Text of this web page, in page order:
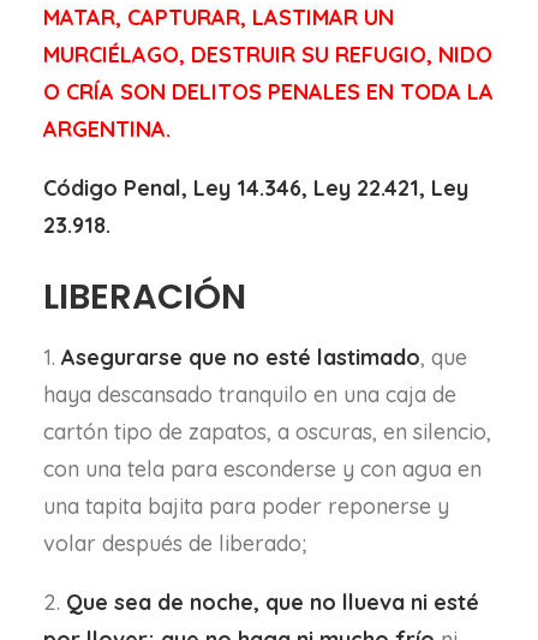
MATAR, CAPTURAR, LASTIMAR UN
MURCIÉLAGO, DESTRUIR SU REFUGIO, NIDO
O CRÍA SON DELITOS PENALES EN TODA LA
ARGENTINA.
Código Penal, Ley 14.346, Ley 22.421, Ley
23.918.
LIBERACIÓN
1. Asegurarse que no esté lastimado, que
haya descansado tranquilo en una caja de
cartón tipo de zapatos, a oscuras, en silencio,
con una tela para esconderse y con agua en
una tapita bajita para poder reponerse y
volar después de liberado;
2. Que sea de noche, que no llueva ni esté